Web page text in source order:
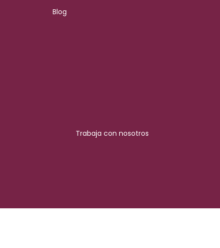
Blog
Trabaja con nosotros